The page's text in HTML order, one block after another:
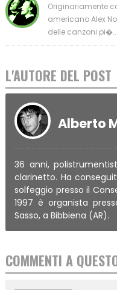
Originariamente
americano Alex
delle canzoni pi�...
L'AUTORE DEL POST
Alberto
36 anni,
clarinetto. Ha
solfeggio presso il
1997 è organista
Sasso, a Bibbiena (AR).
COMMENTI A